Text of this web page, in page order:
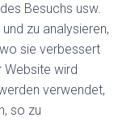
Besuchs usw.
zu analysieren,
sie verbessert
Website wird
verwendet,
so zu